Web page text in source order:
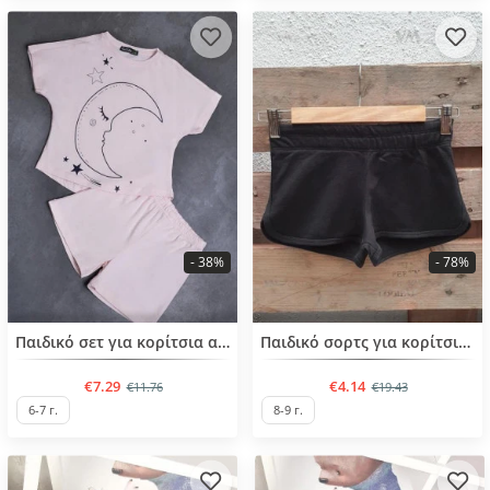
BESTSELLERΠαιδικό σετ για κορίτσια από 5-14 ετών
€7.29 €11.76
- 38%
6-7 г.
Παιδικό σορτς για κορίτσια από 8-9 ετών
€4.14 €19.43
- 78%
8-9 г.